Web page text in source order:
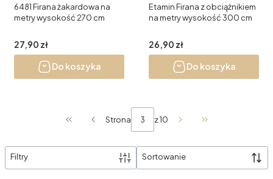
6481 Firana żakardowa na
metry wysokość 270 cm
Cena
27,90 zł
Do koszyka
Etamin Firana z obciążnikiem
na metry wysokość 300 cm
Cena
26,90 zł
Do koszyka
Wróć do pierwszej strony z produktami
Strona z 10
Filtry Sortowanie